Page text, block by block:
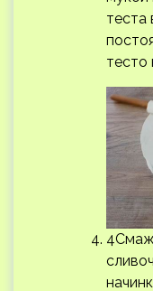
теста
тесто